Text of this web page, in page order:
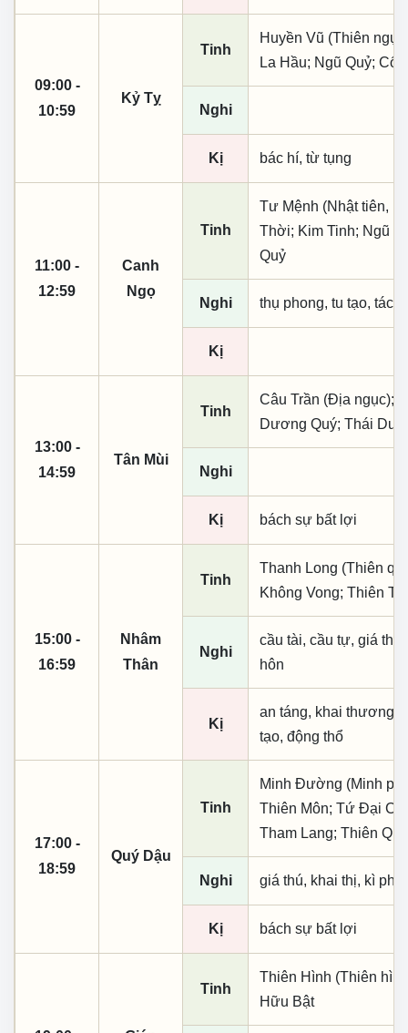
09:00 -
10:59
Kỷ Tỵ
Tinh
Huyền Vũ (Thiên
La Hầu; Ngũ Quỷ; Cổ
Nghi
Kị bác hí, từ tụng
11:00 -
12:59
Canh
Ngọ
Tinh
Tư Mệnh (Nhật tiên,
Thời; Kim Tinh; Ngũ
Quỷ
Nghi thụ phong, tu tạo, tác
Kị
13:00 -
14:59
Tân Mùi
Tinh
Câu Trần (Địa ngục);
Dương Quý; Thái
Nghi
Kị bách sự bất lợi
15:00 -
16:59
Nhâm
Thân
Tinh
Thanh Long (Thiên
Không Vong; Thiên
Nghi
cầu tài, cầu tự, giá
hôn
Kị
an táng, khai thương
tạo, động thổ
17:00 -
18:59
Quý Dậu
Tinh
Minh Đường (Minh
Thiên Môn; Tứ Đại
Tham Lang; Thiên
Nghi giá thú, khai thị, kì
Kị bách sự bất lợi
Tinh
Thiên Hình (Thiên
Hữu Bật